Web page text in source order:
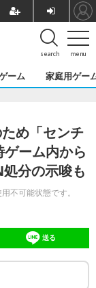
menu
search
ーム 家庭用ゲー
め「センチ
ーム内から
分の示唆も
不可能状態です。
送る